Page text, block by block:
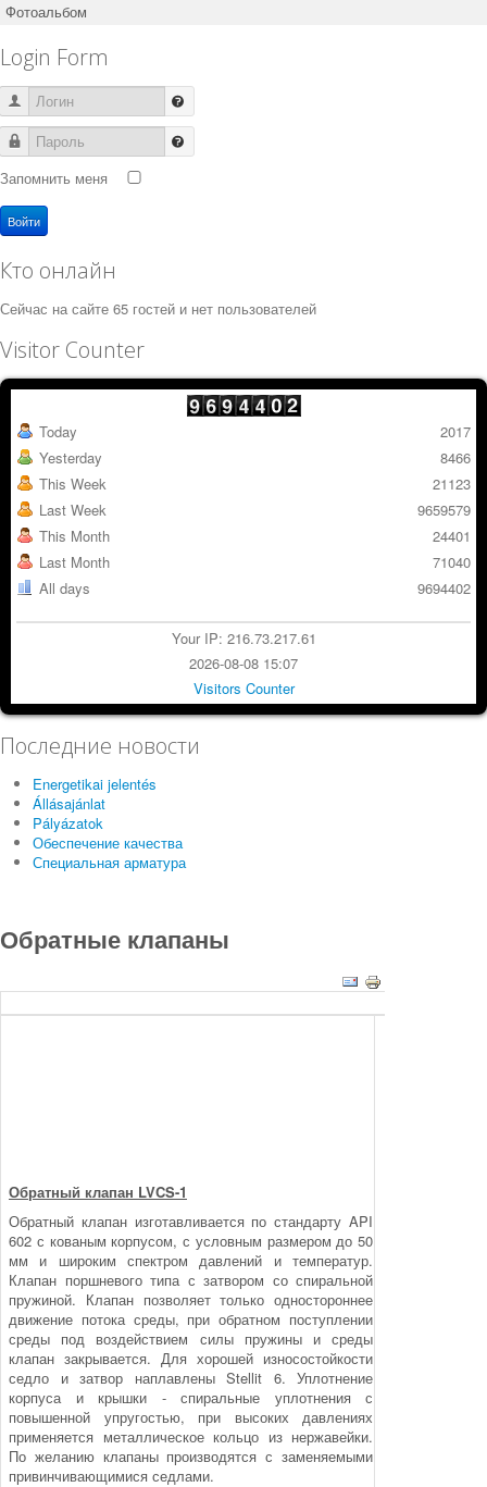
Фотоальбом
Login Form
Логин
Пароль
Запомнить меня
Войти
Кто онлайн
Сейчас на сайте 65 гостей и нет пользователей
Visitor Counter
Today
Yesterday
This Week
Last Week
This Month
Last Month
All days
2017
8466
21123
9659579
24401
71040
9694402
Your IP: 216.73.217.61
2026-08-08 15:07
Visitors Counter
Последние новости
Energetikai jelentés
Állásajánlat
Pályázatok
Обеспечение качества
Специальная арматура
Обратные клапаны
Обратный клапан LVCS-1
Обратный клапан изготавливается по стандарту API
602 с кованым корпусом, с условным размером до 50
мм и широким спектром давлений и температур.
Клапан пор­шневого типа с затвором со спиральной
пружиной. Кла­пан позволяет только одностороннее
движение потока среды, при обратном поступлении
среды под воз­дейст­вием силы пружины и среды
клапан закрывается. Для хорошей износостойкости
седло и затвор наплавлены Stellit 6. Уплотнение
корпуса и крышки - спиральные уп­лот­нения с
повышенной упругостью, при высоких дав­лениях
применяется металлическое кольцо из нержа­вейки.
По желанию клапаны производятся с замен­яемыми
привинчивающимися седлами.